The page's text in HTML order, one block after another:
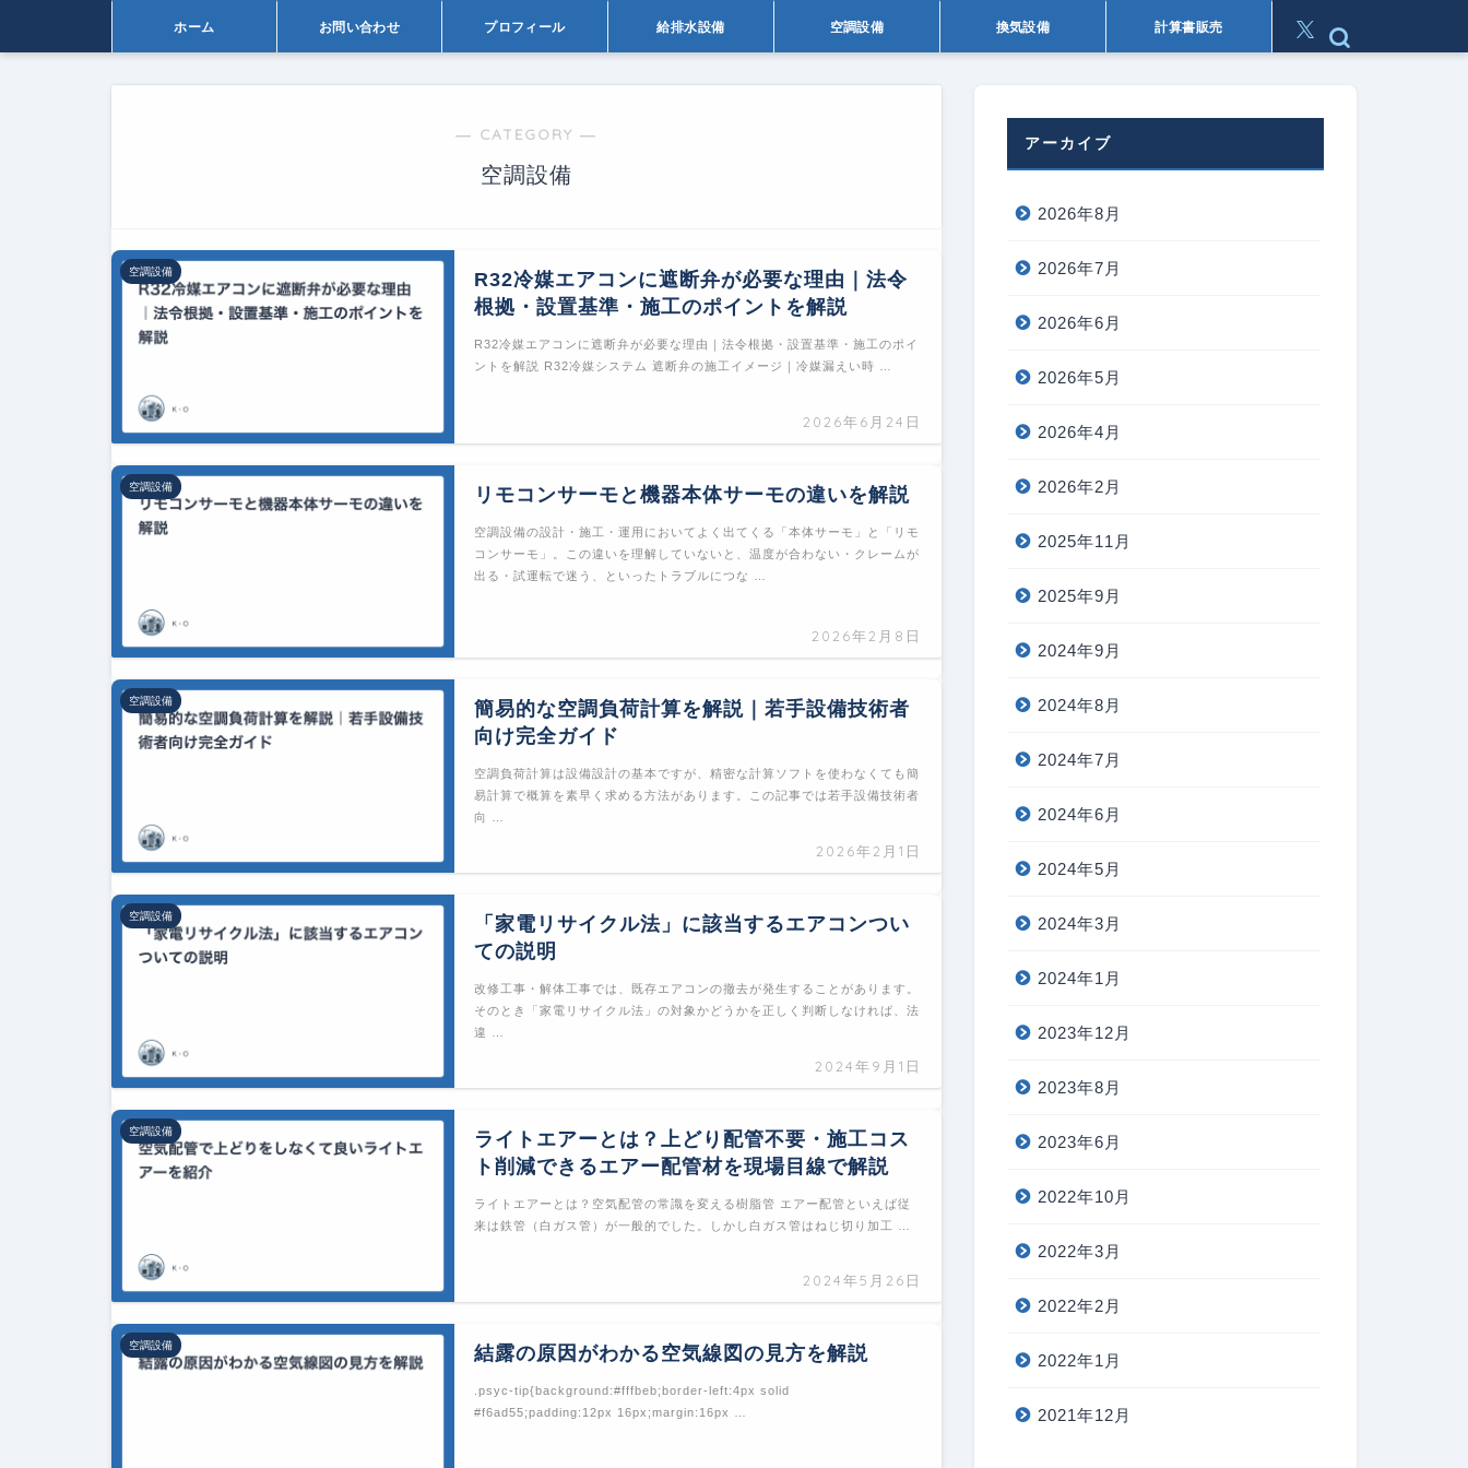
ホーム お問い合わせ プロフィール 給排水設備 空調設備 換気設備 計算書販売
― CATEGORY ―
空調設備
空調設備
R32冷媒エアコンに遮断弁が必要な理由｜法令
根拠・設置基準・施工のポイントを解説
2026年6月24日
R32冷媒エアコンに遮断弁が必要な理由｜法令根拠・設置基準・施工のポイ
ントを解説 R32冷媒システム 遮断弁の施工イメージ｜冷媒漏えい時 …
空調設備 リモコンサーモと機器本体サーモの違いを解説
2026年2月8日
空調設備の設計・施工・運用においてよく出てくる「本体サーモ」と「リモ
コンサーモ」。この違いを理解していないと、温度が合わない・クレームが
出る・試運転で迷う、といったトラブルにつな …
空調設備
簡易的な空調負荷計算を解説｜若手設備技術者
向け完全ガイド
2026年2月1日
空調負荷計算は設備設計の基本ですが、精密な計算ソフトを使わなくても簡
易計算で概算を素早く求める方法があります。この記事では若手設備技術者
向 …
空調設備
「家電リサイクル法」に該当するエアコンつい
ての説明
2024年9月1日
改修工事・解体工事では、既存エアコンの撤去が発生することがあります。
そのとき「家電リサイクル法」の対象かどうかを正しく判断しなければ、法
違 …
空調設備
ライトエアーとは？上どり配管不要・施工コス
ト削減できるエアー配管材を現場目線で解説
2024年5月26日
ライトエアーとは？空気配管の常識を変える樹脂管 エアー配管といえば従
来は鉄管（白ガス管）が一般的でした。しかし白ガス管はねじ切り加工 …
空調設備 結露の原因がわかる空気線図の見方を解説
.psyc-tip{background:#fffbeb;border-left:4px solid
#f6ad55;padding:12px 16px;margin:16px …
アーカイブ
2026年8月
2026年7月
2026年6月
2026年5月
2026年4月
2026年2月
2025年11月
2025年9月
2024年9月
2024年8月
2024年7月
2024年6月
2024年5月
2024年3月
2024年1月
2023年12月
2023年8月
2023年6月
2022年10月
2022年3月
2022年2月
2022年1月
2021年12月